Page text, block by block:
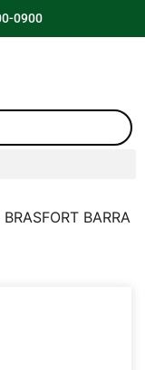
0900
BARRA